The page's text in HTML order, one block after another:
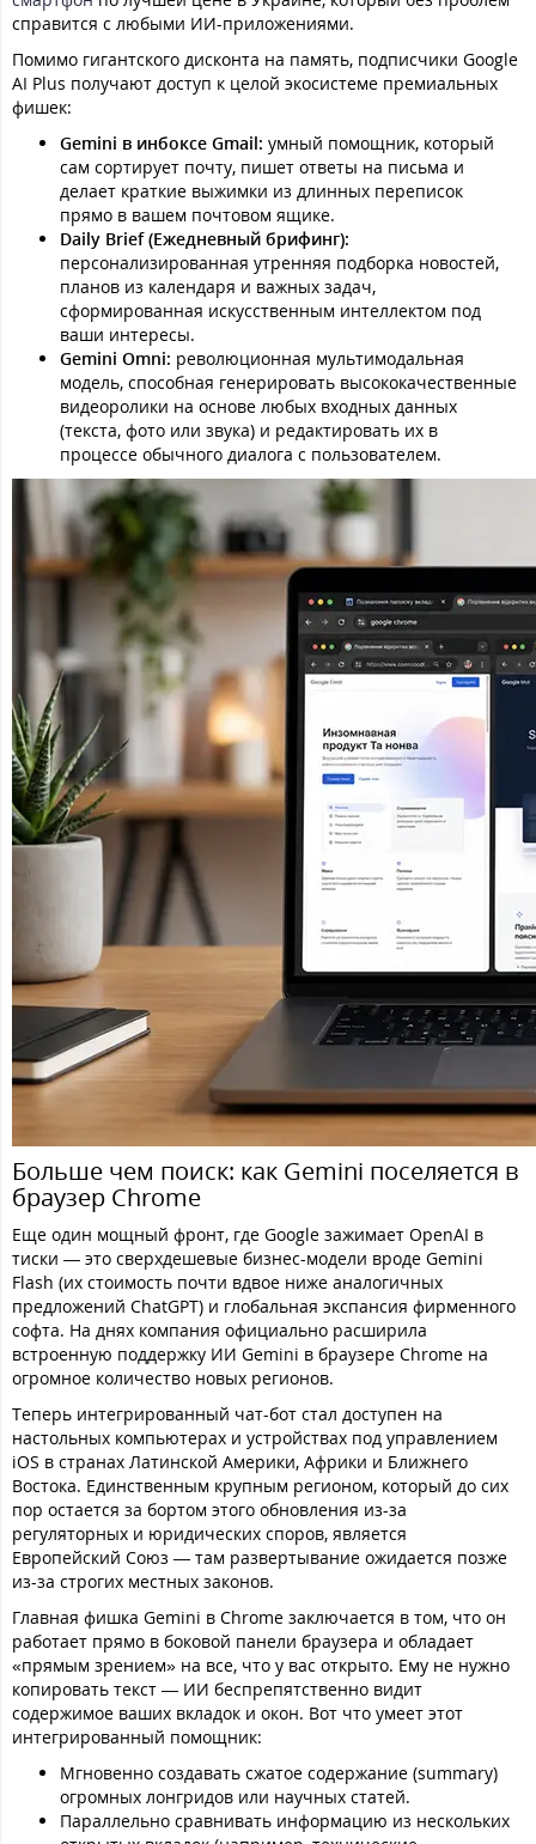
справится с любыми ИИ-приложениями.
Помимо гигантского дисконта на память, подписчики Google
AI Plus получают доступ к целой экосистеме премиальных
фишек:
Gemini в инбоксе Gmail: умный помощник, который
сам сортирует почту, пишет ответы на письма и
делает краткие выжимки из длинных переписок
прямо в вашем почтовом ящике.
Daily Brief (Ежедневный брифинг):
персонализированная утренняя подборка новостей,
планов из календаря и важных задач,
сформированная искусственным интеллектом под
ваши интересы.
Gemini Omni: революционная мультимодальная
модель, способная генерировать высококачественные
видеоролики на основе любых входных данных
(текста, фото или звука) и редактировать их в
процессе обычного диалога с пользователем.
Больше чем поиск: как Gemini поселяется в
браузер Chrome
Еще один мощный фронт, где Google зажимает OpenAI в
тиски — это сверхдешевые бизнес-модели вроде Gemini
Flash (их стоимость почти вдвое ниже аналогичных
предложений ChatGPT) и глобальная экспансия фирменного
софта. На днях компания официально расширила
встроенную поддержку ИИ Gemini в браузере Chrome на
огромное количество новых регионов.
Теперь интегрированный чат-бот стал доступен на
настольных компьютерах и устройствах под управлением
iOS в странах Латинской Америки, Африки и Ближнего
Востока. Единственным крупным регионом, который до сих
пор остается за бортом этого обновления из-за
регуляторных и юридических споров, является
Европейский Союз — там развертывание ожидается позже
из-за строгих местных законов.
Главная фишка Gemini в Chrome заключается в том, что он
работает прямо в боковой панели браузера и обладает
«прямым зрением» на все, что у вас открыто. Ему не нужно
копировать текст — ИИ беспрепятственно видит
содержимое ваших вкладок и окон. Вот что умеет этот
интегрированный помощник:
Мгновенно создавать сжатое содержание (summary)
огромных лонгридов или научных статей.
Параллельно сравнивать информацию из нескольких